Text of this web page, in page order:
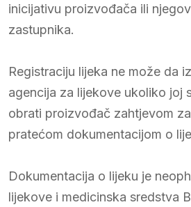
inicijativu proizvođača ili
zastupnika.
Registraciju lijeka ne može da
agencija za lijekove ukoliko joj
obrati proizvođač zahtjevom
pratećom dokumentacijom o
Dokumentacija o lijeku je
lijekove i medicinska sredstva